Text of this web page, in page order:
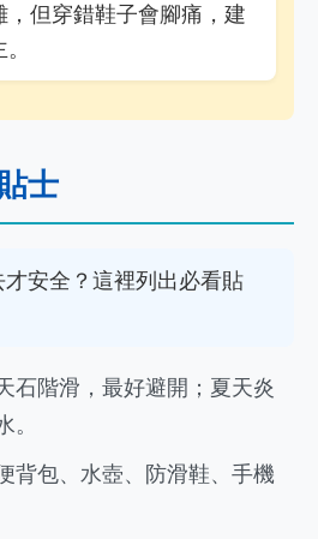
，但穿錯鞋子會腳痛，建
士
安全？這裡列出必看貼
石階滑，最好避開；夏天炎
。
背包、水壺、防滑鞋、手機